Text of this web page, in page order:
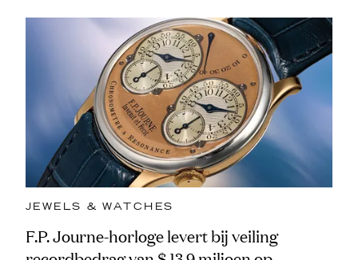
JEWELS & WATCHES
F.P. Journe-horloge levert bij veiling